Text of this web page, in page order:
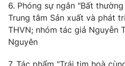
6. Phóng sự ngắn "Bất
Trung tâm Sản xuất và phát
THVN; nhóm tác giả Nguyễn
Nguyên